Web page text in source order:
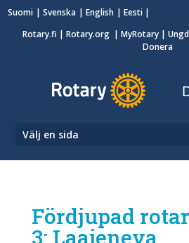
Suomi Svenska English
Eesti
Rotary.fi | Rotary.org | MyRotary |
Donera
Välj en sida
Fördjupad
3: Laajeneva